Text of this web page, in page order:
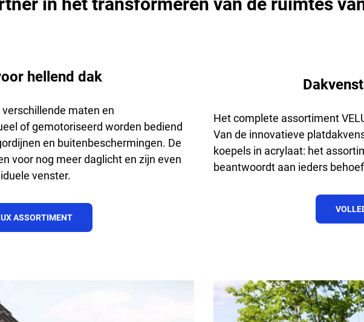
hellend dak
maten en
of gemotoriseerd worden bediend
en buitenbeschermingen. De
voor nog meer daglicht en zijn even
venster.
ASSORTIMENT
Het complete assortiment
Van de innovatieve
koepels in acrylaat: het
beantwoordt aan ieders